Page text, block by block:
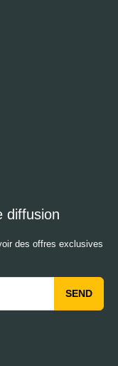
diffusion
des offres exclusives
SEND